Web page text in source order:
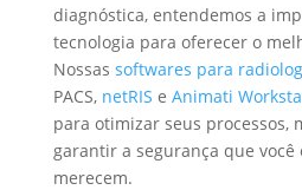
diagnóstica, entendemos a
tecnologia para oferecer o
Nossas softwares para
PACS, netRIS e Animati
para otimizar seus processos,
garantir a segurança que você
merecem.